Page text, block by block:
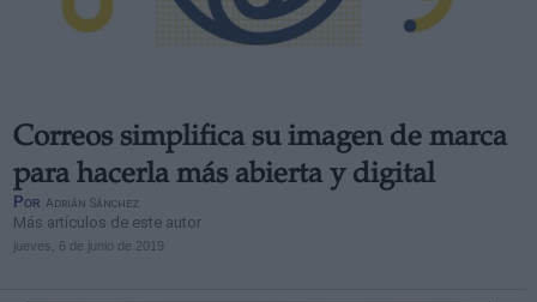
Correos simplifica su imagen de marca
para hacerla más abierta y digital
Por Adrián Sánchez
Más artículos de este autor
jueves, 6 de junio de 2019
Derechos:
Información adicional